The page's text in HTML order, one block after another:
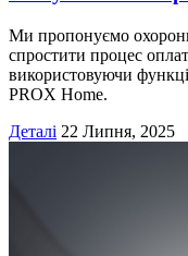
Ми пропонуємо
спростити процес
використовуючи
PROX Home.
Деталі 22 Липня, 2025